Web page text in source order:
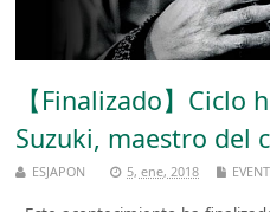
【Finalizado】Ciclo
Suzuki, maestro del
ESJAPON 5, ene, 2018